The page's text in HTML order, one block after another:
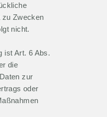
zu Zwecken
nicht.
ist Art. 6 Abs.
die
zur
oder